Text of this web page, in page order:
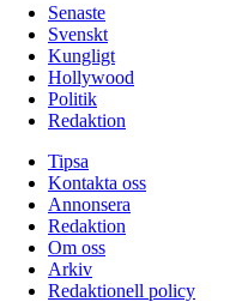
Senaste
Svenskt
Kungligt
Hollywood
Politik
Redaktion
Tipsa
Kontakta oss
Annonsera
Redaktion
Om oss
Arkiv
Redaktionell policy